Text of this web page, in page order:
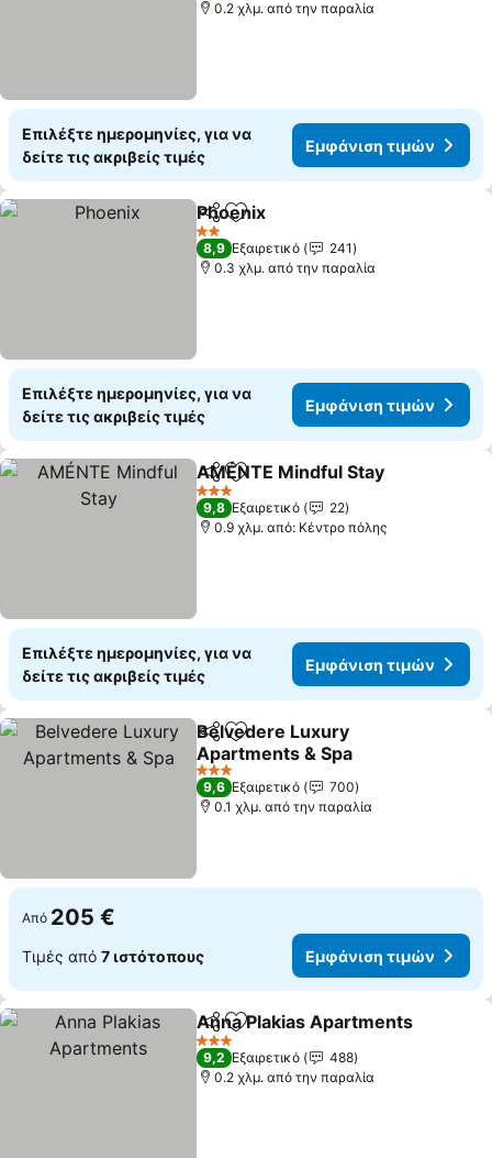
0.2 χλμ. από την παραλία
Επιλέξτε ημερομηνίες, για να
δείτε τις ακριβείς τιμές
Εμφάνιση τιμών
Κοινοποίηση
Προσθήκη στα αγαπημένα
Phoenix
2 Αστέρια
8,9 Εξαιρετικό
241
0.3 χλμ. από την παραλία
Επιλέξτε ημερομηνίες, για να
δείτε τις ακριβείς τιμές
Εμφάνιση τιμών
Κοινοποίηση
Προσθήκη στα αγαπημένα
AMÉNTE Mindful Stay
3 Αστέρια
9,8 Εξαιρετικό
22
0.9 χλμ. από: Κέντρο πόλης
Επιλέξτε ημερομηνίες, για να
δείτε τις ακριβείς τιμές
Εμφάνιση τιμών
Κοινοποίηση
Προσθήκη στα αγαπημένα
Belvedere Luxury
Apartments & Spa
3 Αστέρια
9,6 Εξαιρετικό
700
0.1 χλμ. από την παραλία
Από 205 €
Τιμές από 7 ιστότοπους Εμφάνιση τιμών
Κοινοποίηση
Προσθήκη στα αγαπημένα
Anna Plakias Apartments
3 Αστέρια
9,2 Εξαιρετικό
488
0.2 χλμ. από την παραλία